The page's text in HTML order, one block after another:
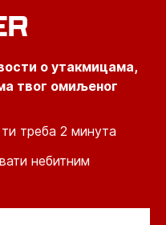
о утакмицама,
твог омиљеног
ти треба 2 минута
небитним